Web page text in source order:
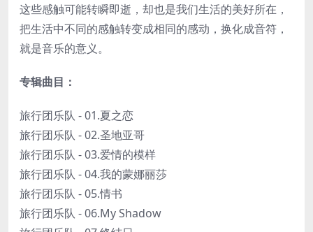
这些感触可能转瞬即逝，却也是我们生活的美好所在，
把生活中不同的感触转变成相同的感动，换化成音符，
就是音乐的意义。
专辑曲目：
旅行团乐队 - 01.夏之恋
旅行团乐队 - 02.圣地亚哥
旅行团乐队 - 03.爱情的模样
旅行团乐队 - 04.我的蒙娜丽莎
旅行团乐队 - 05.情书
旅行团乐队 - 06.My Shadow